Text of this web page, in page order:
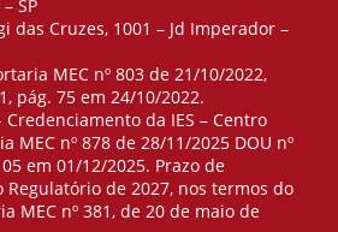
SP
das Cruzes, 1001 – Jd Imperador –
MEC nº 803 de 21/10/2022,
pág. 75 em 24/10/2022.
da IES – Centro
MEC nº 878 de 28/11/2025 DOU nº
em 01/12/2025. Prazo de
de 2027, nos termos do
MEC nº 381, de 20 de maio de